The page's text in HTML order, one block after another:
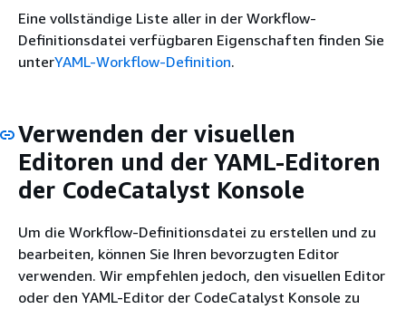
Eine vollständige Liste aller in der Workflow-
Definitionsdatei verfügbaren Eigenschaften finden Sie
unterYAML-Workflow-Definition.
Verwenden der visuellen
Editoren und der YAML-Editoren
der CodeCatalyst Konsole
Um die Workflow-Definitionsdatei zu erstellen und zu
bearbeiten, können Sie Ihren bevorzugten Editor
verwenden. Wir empfehlen jedoch, den visuellen Editor
oder den YAML-Editor der CodeCatalyst Konsole zu